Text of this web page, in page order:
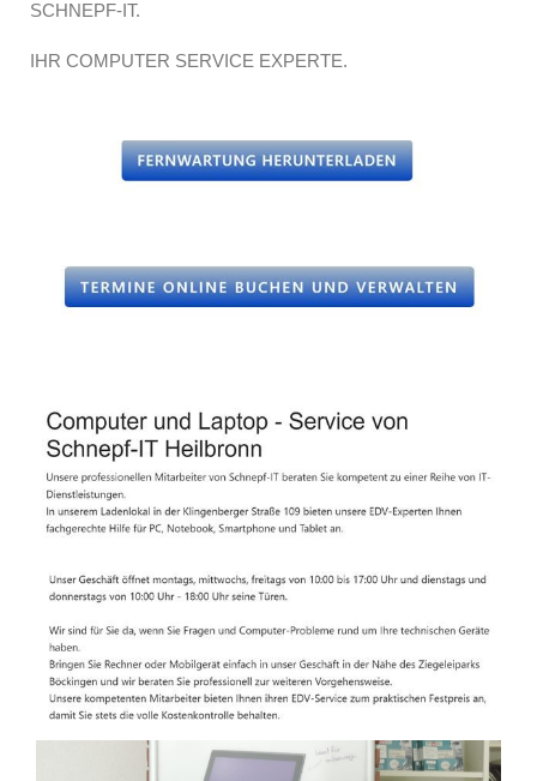
SCHNEPF-IT.
IHR COMPUTER SERVICE EXPERTE.